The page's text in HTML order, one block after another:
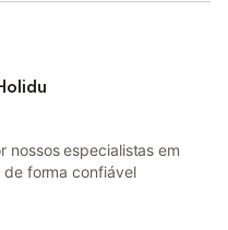
nossos especialistas em
forma confiável